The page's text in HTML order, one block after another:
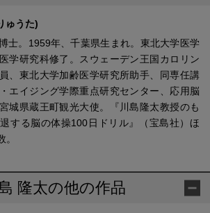
ゅうた)
士。1959年、千葉県生まれ。東北大学医学
学研究科修了。スウェーデン王国カロリン
、東北大学加齢医学研究所助手、同専任講
エイジング学際重点研究センター、応用脳
城県蔵王町観光大使。『川島隆太教授のも
する脳の体操100日ドリル』（宝島社）ほ
隆太の他の作品